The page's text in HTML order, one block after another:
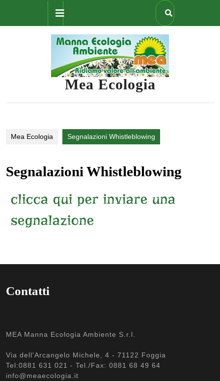
Mea Ecologia
Mea Ecologia Segnalazioni Whistleblowing
Segnalazioni Whistleblowing
clicca qui per inviare una
segnalazione
Contatti
MEA Manna Ecologia Ambiente S.r.l.
Via dell'Arcangelo Michele, 4 - 71122 Foggia
Tel:0881 631 021 - Tel./Fax: 0881 68 49 64
info@meaecologia.it